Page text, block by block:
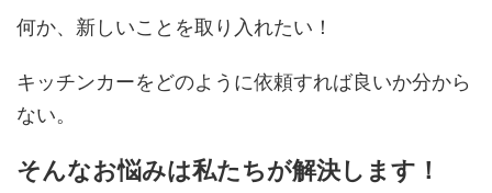
何か、新しいことを取り入れたい！
キッチンカーをどのように依頼すれば良いか分から
ない。
そんなお悩みは私たちが解決します！